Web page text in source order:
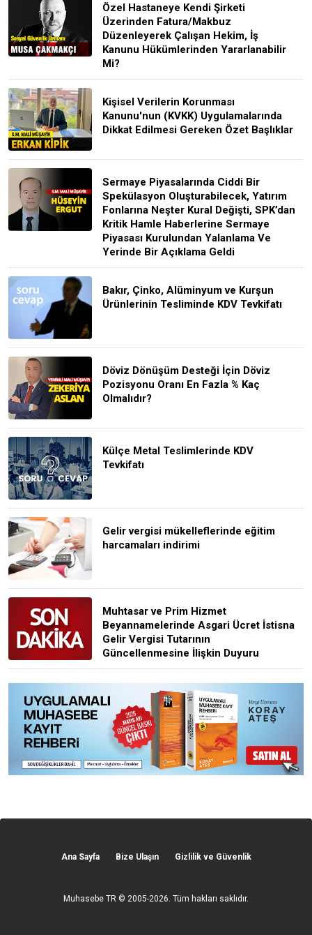
Özel Hastaneye Kendi Şirketi
Üzerinden Fatura/Makbuz
Düzenleyerek Çalışan Hekim, İş
Kanunu Hükümlerinden Yararlanabilir
Mi?
Kişisel Verilerin Korunması
Kanunu'nun (KVKK) Uygulamalarında
Dikkat Edilmesi Gereken Özet Başlıklar
Sermaye Piyasalarında Ciddi Bir
Spekülasyon Oluşturabilecek, Yatırım
Fonlarına Neşter Kural Değişti, SPK’dan
Kritik Hamle Haberlerine Sermaye
Piyasası Kurulundan Yalanlama Ve
Yerinde Bir Açıklama Geldi
Bakır, Çinko, Alüminyum ve Kurşun
Ürünlerinin Tesliminde KDV Tevkifatı
Döviz Dönüşüm Desteği İçin Döviz
Pozisyonu Oranı En Fazla % Kaç
Olmalıdır?
Külçe Metal Teslimlerinde KDV
Tevkifatı
Gelir vergisi mükelleflerinde eğitim
harcamaları indirimi
Muhtasar ve Prim Hizmet
Beyannamelerinde Asgari Ücret İstisna
Gelir Vergisi Tutarının
Güncellenmesine İlişkin Duyuru
Ana Sayfa Bize Ulaşın Gizlilik ve Güvenlik
Muhasebe TR © 2005-2026. Tüm hakları saklıdır.